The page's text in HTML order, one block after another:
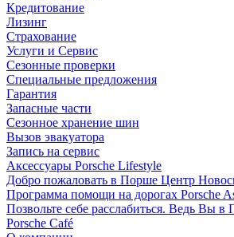
Кредитование
Лизинг
Страхование
Услуги и Сервис
Сезонные проверки
Специальные предложения
Гарантия
Запасные части
Сезонное хранение шин
Вызов эвакуатора
Запись на сервис
Аксессуары Porsche Lifestyle
Добро пожаловать в Порше Центр
Программа помощи на дорогах Porsche
Позвольте себе расслабиться. Ведь Вы
Porsche Café